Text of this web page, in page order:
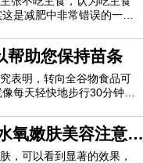
是减肥中非常错误的一个
会阻碍减肥，还有助于减
款减肥主食，赶紧看看
大卡/2人份用五谷饭做成
帮助您保持苗条
表明，转向全谷物食品可
每天轻快地步行30分钟一
吸收的卡路里数量并加快
科学家，在博士学位期间
塔夫茨大学营养专业
氧嫩肤美容注意
，可以看到显著的效果，